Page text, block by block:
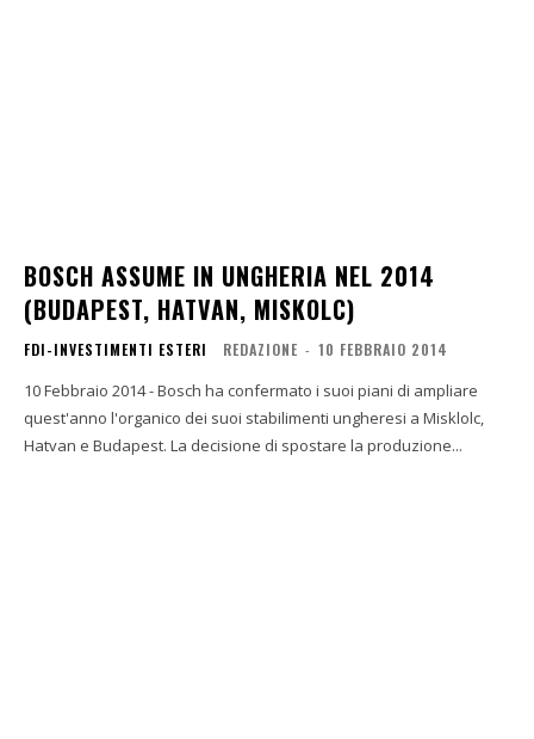
BOSCH ASSUME IN UNGHERIA NEL 2014
(BUDAPEST, HATVAN, MISKOLC)
FDI-INVESTIMENTI ESTERI REDAZIONE - 10 FEBBRAIO 2014
10 Febbraio 2014 - Bosch ha confermato i suoi piani di ampliare
quest'anno l'organico dei suoi stabilimenti ungheresi a Misklolc,
Hatvan e Budapest. La decisione di spostare la produzione...